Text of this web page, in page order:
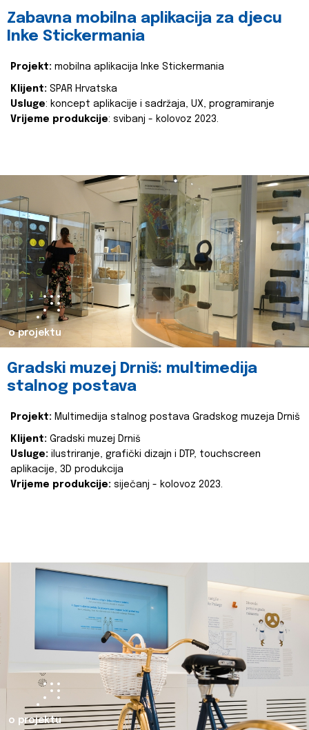
Zabavna mobilna aplikacija za djecu
Inke Stickermania
Projekt: mobilna aplikacija Inke Stickermania
Klijent: SPAR Hrvatska
Usluge: koncept aplikacije i sadržaja, UX, programiranje
Vrijeme produkcije: svibanj - kolovoz 2023.
o projektu
Gradski muzej Drniš: multimedija
stalnog postava
Projekt: Multimedija stalnog postava Gradskog muzeja Drniš
Klijent: Gradski muzej Drniš
Usluge: ilustriranje, grafički dizajn i DTP, touchscreen
aplikacije, 3D produkcija
Vrijeme produkcije: siječanj - kolovoz 2023.
o projektu